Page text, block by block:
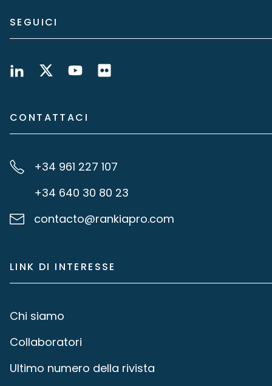
SEGUICI
CONTATTACI
+34 961 227 107
+34 640 30 80 23
contacto@rankiapro.com
LINK DI INTERESSE
Chi siamo
Collaboratori
Ultimo numero della rivista